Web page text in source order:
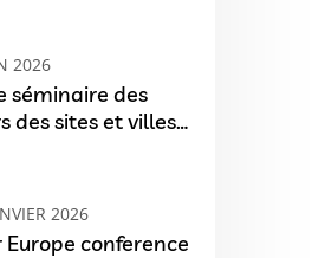
2026
séminaire des
des sites et villes
2026
Europe conference